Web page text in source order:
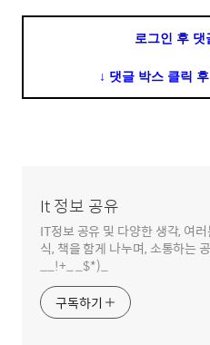
로그인 후 댓
↓ 댓글 박스 클릭
It 정보 공유
IT정보 공유 및 다양한 생각, 여
식, 책을 함게 나누며, 소통하는
__!+_ _$*)_
구독하기